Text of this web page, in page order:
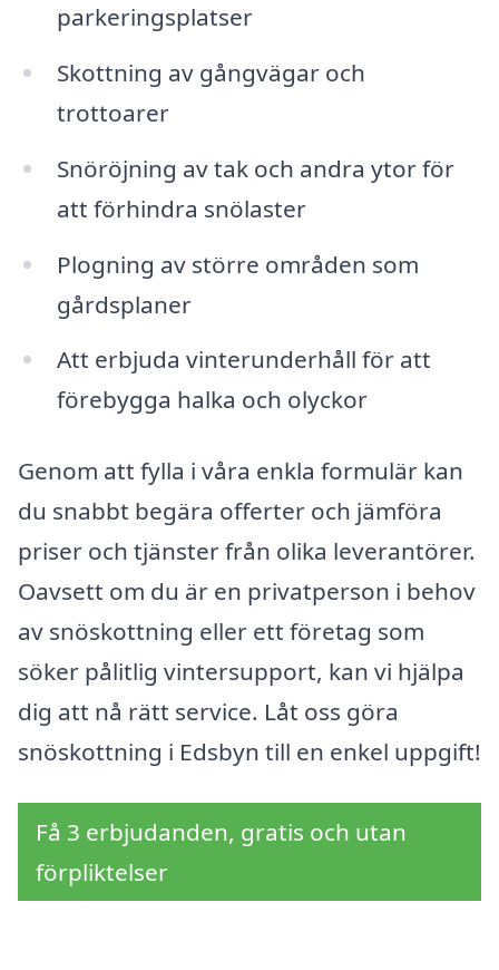
parkeringsplatser
Skottning av gångvägar och
trottoarer
Snöröjning av tak och andra ytor för
att förhindra snölaster
Plogning av större områden som
gårdsplaner
Att erbjuda vinterunderhåll för att
förebygga halka och olyckor
Genom att fylla i våra enkla formulär kan
du snabbt begära offerter och jämföra
priser och tjänster från olika leverantörer.
Oavsett om du är en privatperson i behov
av snöskottning eller ett företag som
söker pålitlig vintersupport, kan vi hjälpa
dig att nå rätt service. Låt oss göra
snöskottning i Edsbyn till en enkel uppgift!
Få 3 erbjudanden, gratis och utan
förpliktelser